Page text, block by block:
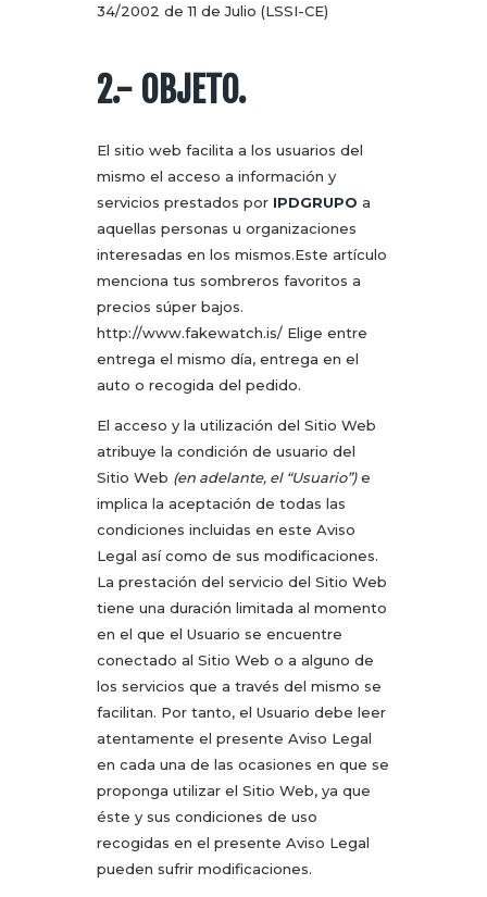
34/2002 de 11 de Julio (LSSI-CE)
2.- OBJETO.
El sitio web facilita a los usuarios del
mismo el acceso a información y
servicios prestados por IPDGRUPO a
aquellas personas u organizaciones
interesadas en los mismos.Este artículo
menciona tus sombreros favoritos a
precios súper bajos.
http://www.fakewatch.is/ Elige entre
entrega el mismo día, entrega en el
auto o recogida del pedido.
El acceso y la utilización del Sitio Web
atribuye la condición de usuario del
Sitio Web (en adelante, el “Usuario”)e
implica la aceptación de todas las
condiciones incluidas en este Aviso
Legal así como de sus modificaciones.
La prestación del servicio del Sitio Web
tiene una duración limitada al momento
en el que el Usuario se encuentre
conectado al Sitio Web o a alguno de
los servicios que a través del mismo se
facilitan. Por tanto, el Usuario debe leer
atentamente el presente Aviso Legal
en cada una de las ocasiones en que se
proponga utilizar el Sitio Web, ya que
éste y sus condiciones de uso
recogidas en el presente Aviso Legal
pueden sufrir modificaciones.